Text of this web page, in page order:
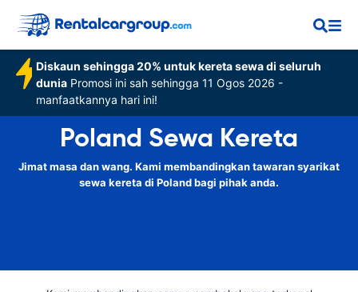
Diskaun sehingga 20% untuk kereta sewa di seluruh
dunia Promosi ini sah sehingga 11 Ogos 2026 -
manfaatkannya hari ini!
Poland Sewa Kereta
Jimat masa dan wang. Kami membandingkan tawaran syarikat
sewa kereta di Poland bagi pihak anda.